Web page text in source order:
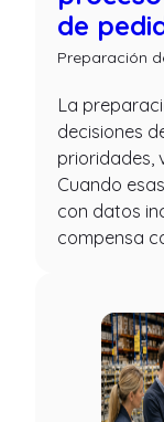
de
Preparación
La
decisiones
prioridades,
Cuando
con datos
compensa